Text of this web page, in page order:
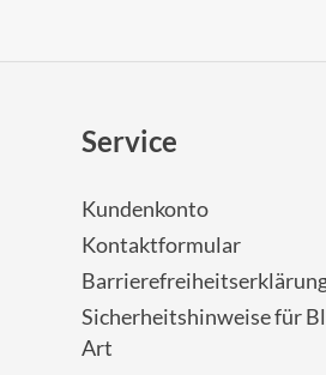
Service
Kundenkonto
Kontaktformular
Sicherheitshinweise für
Art